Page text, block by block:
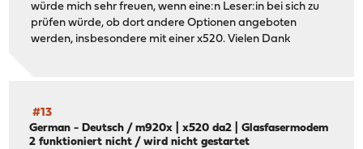
würde mich sehr freuen, wenn eine:n Leser:in bei sich zu
prüfen würde, ob dort andere Optionen angeboten
werden, insbesondere mit einer x520. Vielen Dank
#13
German - Deutsch /m920x | x520 da2 | Glasfasermodem
2 funktioniert nicht / wird nicht gestartet